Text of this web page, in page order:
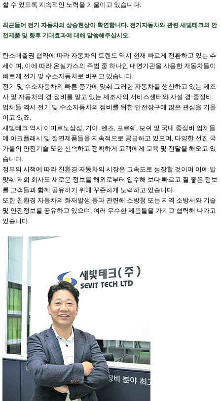
할 수 있도록 지속적인 노력을 기울이고 있습니다.
최근들어 전기 자동차의 상승현상이 확연합니다. 전기자동차와 관련 새빛테크의 안
전제품 및 향후 기대효과에 대해 말씀해주십시오.
탄소배출권 협약에 따라 자동차의 트렌드 역시 현재 빠르게 전환하고 있는 추
세이며, 이에 따라 온실가스의 주범 중 하나인 내연기관을 사용한 자동차들이
빠르게 전기 및 수소자동차로 바뀌고 있습니다.
전기 및 수소자동차의 빠른 증가에 맞춰 그러한 자동차를 생산하고 있는 제조
사 및 자동차의 경·정비를 맡고 있는 제조사의 서비스센터와 사설 경·중정비
업체들 역시 전기 및 수소자동차의 정비를 위한 안전장구에 많은 관심을 기울
이고 있죠.
새빛테크 역시 이미르노삼성, 기아, 벤츠, 포르쉐, 보쉬 및 국내 중정비 업체들
에 아크플래시 및 절연제품들을 지속적으로 공급하고 있으며, 다양한 선진 국
가들의 안전기술 또한 신속하고 정확하게 고객에게 교육 및 전달을 해오고 있
습니다.
정부의 시책에 따라 친환경 자동차의 시장은 그속도로 성장할 것이며 이에 발
맞춰 저희 회사도 새로운 정보를 해외로부터 입수해 보다 빠르고 질 좋은 정보
를 고객들과 함께 공유하기 위해 꾸준하게 노력하고 있습니다.
또한 친환경 자동차의 화재발생 등과 관련해 소방청 또는 지역 소방서와 기술
및 안전정보를 공유하고 있으며, 여러 우수한 제품들을 가지고 협력해 나가고
있습니다.